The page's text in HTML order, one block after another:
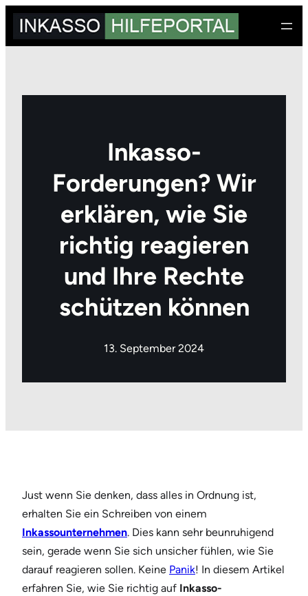
Zum
Inhalt
Inkasso-
Forderungen? Wir
erklären, wie Sie
richtig reagieren
und Ihre Rechte
schützen können
13. September 2024
Just wenn Sie denken, dass alles in Ordnung ist,
erhalten Sie ein Schreiben von einem
Inkassounternehmen. Dies kann sehr beunruhigend
sein, gerade wenn Sie sich unsicher fühlen, wie Sie
darauf reagieren sollen. Keine Panik! In diesem Artikel
erfahren Sie, wie Sie richtig auf Inkasso-